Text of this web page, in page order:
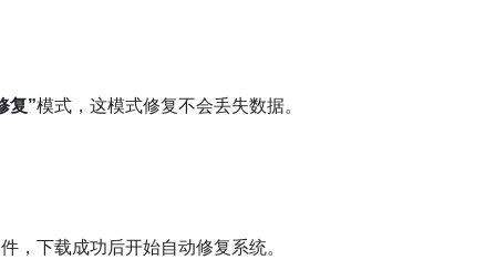
复”模式，这模式修复不会丢失数据。
，下载成功后开始自动修复系统。